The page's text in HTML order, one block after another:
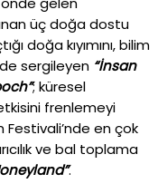
üç doğa dostu
doğa kıyımını, bilim
sergileyen “İnsan
; küresel
frenlemeyi
Festivali’nde en çok
ve bal toplama
.